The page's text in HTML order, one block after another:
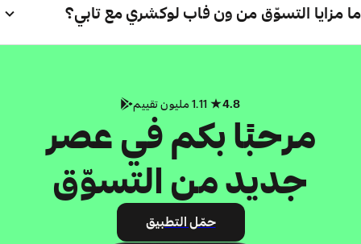
ما مزايا التسوّق من ون فاب لوكشري مع تابي؟
4.8
مرحبًا بكم في عصر
جديد من التسوّق
حمّل التطبيق